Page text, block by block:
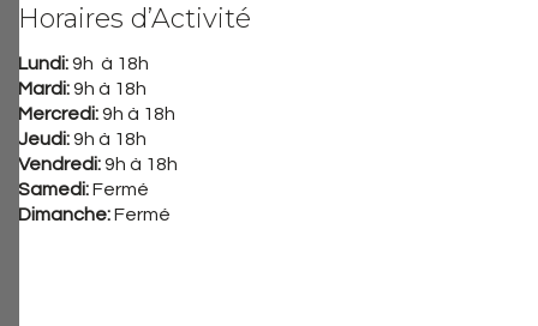
Horaires d’Activité
Lundi:9h à 18h
Mardi:9h à 18h
Mercredi:9h à 18h
Jeudi:9h à 18h
Vendredi:9h à 18h
Samedi:Fermé
Dimanche:Fermé